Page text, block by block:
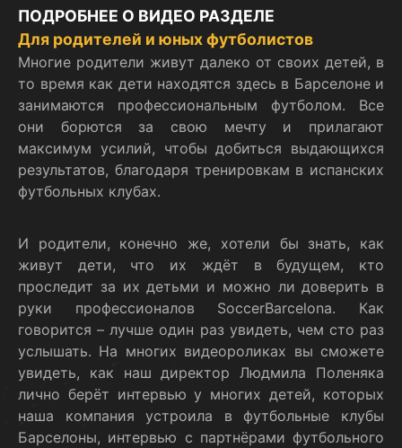
ПОДРОБНЕЕ О ВИДЕО РАЗДЕЛЕ
Для родителей и юных футболистов
Многие родители живут далеко от своих детей, в
то время как дети находятся здесь в Барселоне и
занимаются профессиональным футболом. Все
они борются за свою мечту и прилагают
максимум усилий, чтобы добиться выдающихся
результатов, благодаря тренировкам в испанских
футбольных клубах.
И родители, конечно же, хотели бы знать, как
живут дети, что их ждёт в будущем, кто
проследит за их детьми и можно ли доверить в
руки профессионалов SoccerBarcelona. Как
говорится – лучше один раз увидеть, чем сто раз
услышать. На многих видеороликах вы сможете
увидеть, как наш директор Людмила Поленяка
лично берёт интервью у многих детей, которых
наша компания устроила в футбольные клубы
Барселоны, интервью с партнёрами футбольного